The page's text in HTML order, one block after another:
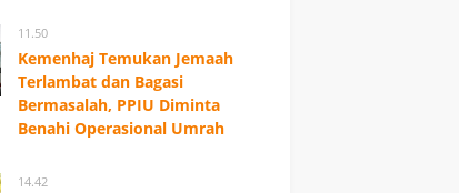
11.50
Kemenhaj Temukan Jemaah
Terlambat dan Bagasi
Bermasalah, PPIU Diminta
Benahi Operasional Umrah
14.42